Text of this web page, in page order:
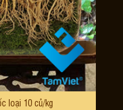
loại 10 củ/kg